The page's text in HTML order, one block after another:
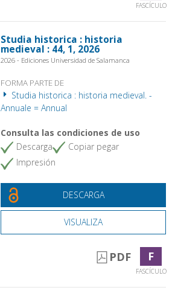
FASCÍCULO
Studia historica : historia
medieval : 44, 1, 2026
2026 - Ediciones Universidad de Salamanca
FORMA PARTE DE
Studia historica : historia medieval. -
Annuale = Annual
Consulta las condiciones de uso
Descarga
Copiar pegar
Impresión
DESCARGA
VISUALIZA
PDF F
FASCÍCULO